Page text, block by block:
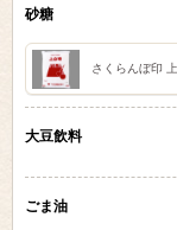
砂糖
さくらんぼ印
大豆飲料
ごま油